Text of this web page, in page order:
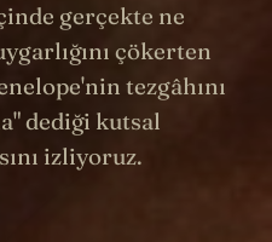
gerçekte ne
çökerten
tezgâhını
dediği kutsal
izliyoruz.